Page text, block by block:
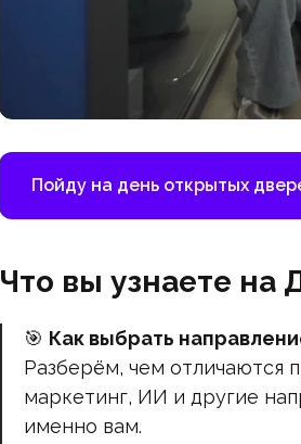
Пойду на день открытых
Что вы узнаете на
🎯 Как выбрать
Разберём, чем отличаются
маркетинг, ИИ и другие
именно вам.